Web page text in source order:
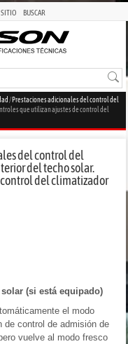
SITIO BUSCAR
/Prestaciones adicionales del control del
que utilizan ajustes de control del
del control del
del techo solar.
del climatizador
(si está equipado)
el modo
control de admisión de
vuelve al modo fresco